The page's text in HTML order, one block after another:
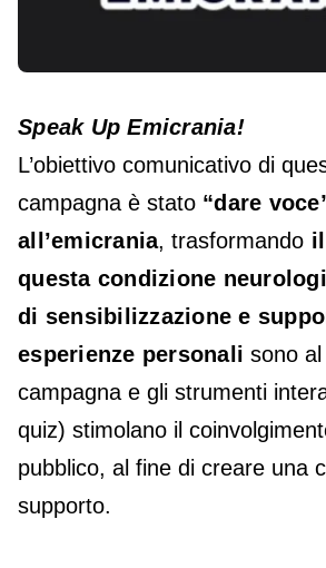
Speak Up Emicrania!
L’obiettivo comunicativo di
campagna è stato “dare
all’emicrania, trasformando
questa condizione
di sensibilizzazione e
esperienze personalisono
campagna e gli strumenti
quiz) stimolano il
pubblico, al fine di creare una
supporto.